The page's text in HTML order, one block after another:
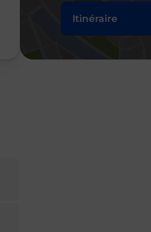
Itinéraire